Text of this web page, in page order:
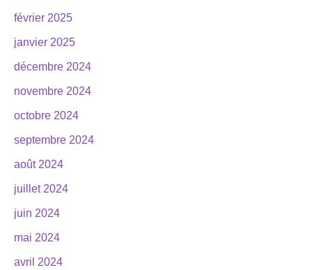
février 2025
janvier 2025
décembre 2024
novembre 2024
octobre 2024
septembre 2024
août 2024
juillet 2024
juin 2024
mai 2024
avril 2024